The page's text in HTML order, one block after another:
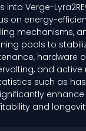
into Verge-
on energy-
mechanisms,
pools to
hardware
and active
such as
and